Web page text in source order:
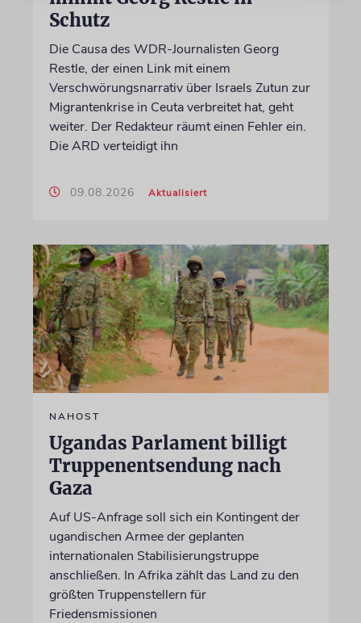
Schutz
Die Causa des WDR-Journalisten Georg
Restle, der einen Link mit einem
Verschwörungsnarrativ über Israels Zutun zur
Migrantenkrise in Ceuta verbreitet hat, geht
weiter. Der Redakteur räumt einen Fehler ein.
Die ARD verteidigt ihn
09.08.2026 Aktualisiert
NAHOST
Ugandas Parlament billigt
Truppenentsendung nach
Gaza
Auf US-Anfrage soll sich ein Kontingent der
ugandischen Armee der geplanten
internationalen Stabilisierungstruppe
anschließen. In Afrika zählt das Land zu den
größten Truppenstellern für
Friedensmissionen